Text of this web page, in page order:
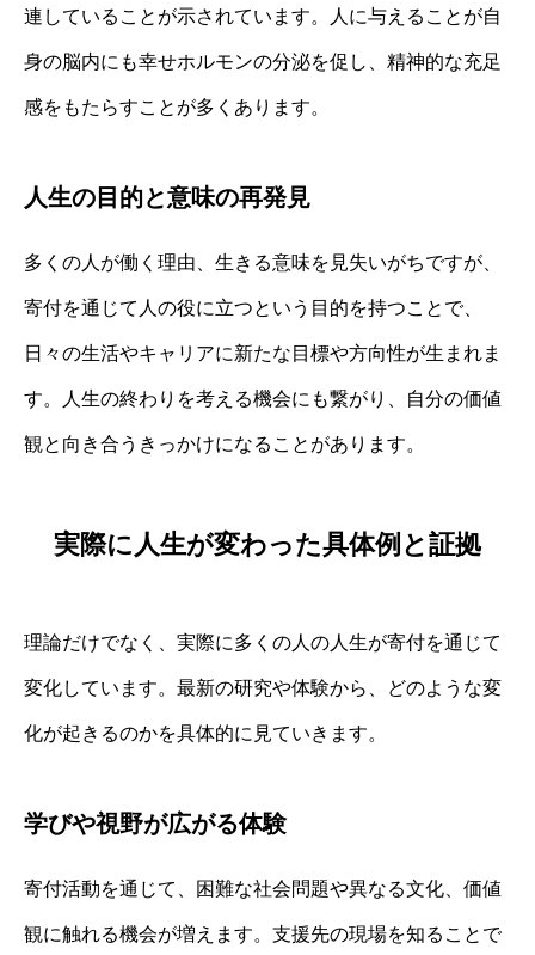
連していることが示されています。人に与えることが自
身の脳内にも幸せホルモンの分泌を促し、精神的な充足
感をもたらすことが多くあります。
人生の目的と意味の再発見
多くの人が働く理由、生きる意味を見失いがちですが、
寄付を通じて人の役に立つという目的を持つことで、
日々の生活やキャリアに新たな目標や方向性が生まれま
す。人生の終わりを考える機会にも繋がり、自分の価値
観と向き合うきっかけになることがあります。
実際に人生が変わった具体例と証拠
理論だけでなく、実際に多くの人の人生が寄付を通じて
変化しています。最新の研究や体験から、どのような変
化が起きるのかを具体的に見ていきます。
学びや視野が広がる体験
寄付活動を通じて、困難な社会問題や異なる文化、価値
観に触れる機会が増えます。支援先の現場を知ることで